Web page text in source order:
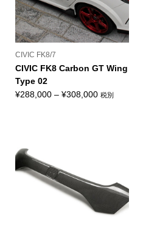
CIVIC FK8/7
CIVIC FK8 Carbon GT Wing
Type 02
¥288,000 – ¥308,000価税別